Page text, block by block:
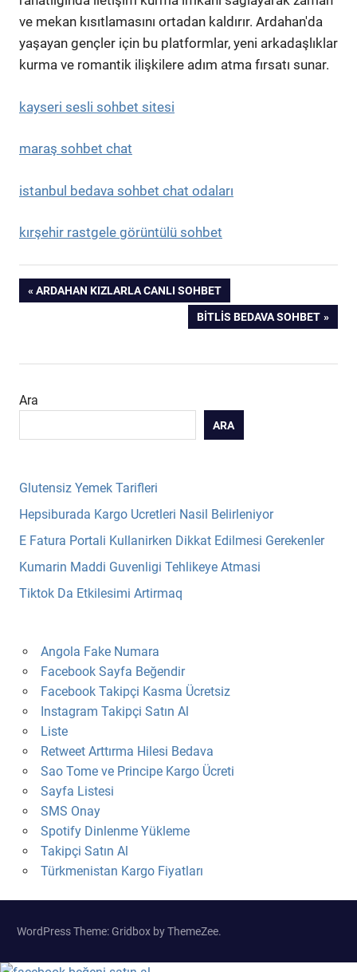
ve mekan kısıtlamasını ortadan kaldırır. Ardahan'da
yaşayan gençler için bu platformlar, yeni arkadaşlıklar
kurma ve romantik ilişkilere adım atma fırsatı sunar.
kayseri sesli sohbet sitesi
maraş sohbet chat
istanbul bedava sohbet chat odaları
kırşehir rastgele görüntülü sohbet
Yazı
PREVIOUS
ARDAHAN KIZLARLA CANLI SOHBET
NEXT
BITLIS BEDAVA SOHBET
Ara
ARA
Glutensiz Yemek Tarifleri
Hepsiburada Kargo Ucretleri Nasil Belirleniyor
E Fatura Portali Kullanirken Dikkat Edilmesi Gerekenler
Kumarin Maddi Guvenligi Tehlikeye Atmasi
Tiktok Da Etkilesimi Artirmaq
Angola Fake Numara
Facebook Sayfa Beğendir
Facebook Takipçi Kasma Ücretsiz
Instagram Takipçi Satın Al
Liste
Retweet Arttırma Hilesi Bedava
Sao Tome ve Principe Kargo Ücreti
Sayfa Listesi
SMS Onay
Spotify Dinlenme Yükleme
Takipçi Satın Al
Türkmenistan Kargo Fiyatları
WordPress Theme: Gridbox by ThemeZee.